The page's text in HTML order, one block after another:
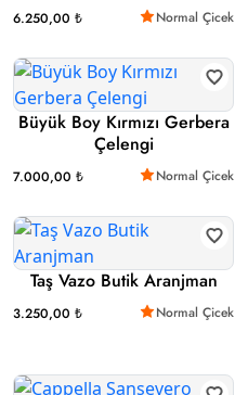
6.250,00 ₺ Normal Çicek
Büyük Boy Kırmızı Gerbera
Çelengi
7.000,00 ₺ Normal Çicek
Taş Vazo Butik Aranjman
3.250,00 ₺ Normal Çicek